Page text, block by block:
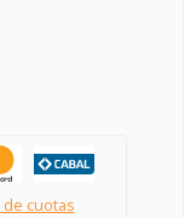
cuotas